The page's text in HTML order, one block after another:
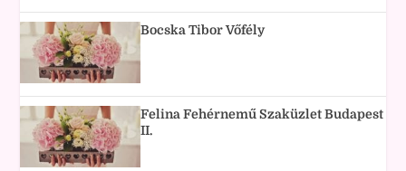
Bocska Tibor Vőfély
Felina Fehérnemű Szaküzlet Budapest
II.